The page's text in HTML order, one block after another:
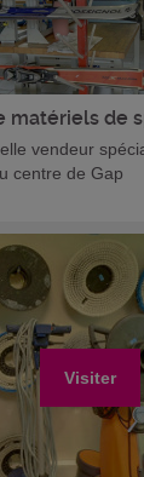
matériels de
vendeur
centre de Gap
Visiter